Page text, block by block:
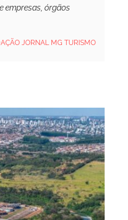
empresas, órgãos
JORNAL MG TURISMO